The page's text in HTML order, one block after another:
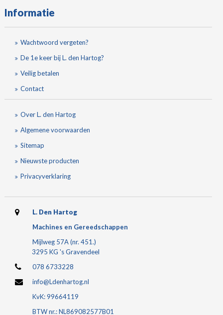
Informatie
Wachtwoord vergeten?
De 1e keer bij L. den Hartog?
Veilig betalen
Contact
Over L. den Hartog
Algemene voorwaarden
Sitemap
Nieuwste producten
Privacyverklaring
L. Den Hartog
Machines en Gereedschappen
Mijlweg 57A (nr. 451.)
3295 KG 's Gravendeel
078 6733228
info@Ldenhartog.nl
KvK: 99664119
BTW nr.: NL869082577B01